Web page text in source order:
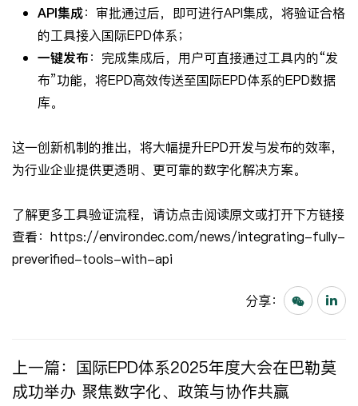
API集成：审批通过后，即可进行API集成，将验证合格
的工具接入国际EPD体系；
一键发布：完成集成后，用户可直接通过工具内的“发
布”功能，将EPD高效传送至国际EPD体系的EPD数据
库。
这一创新机制的推出，将大幅提升EPD开发与发布的效率，
为行业企业提供更透明、更可靠的数字化解决方案。
了解更多工具验证流程，请访点击阅读原文或打开下方链接
查看： https://environdec.com/news/integrating-fully-
preverified-tools-with-api
分享：
上一篇： 国际EPD体系2025年度大会在巴勒莫
成功举办 聚焦数字化、政策与协作共赢